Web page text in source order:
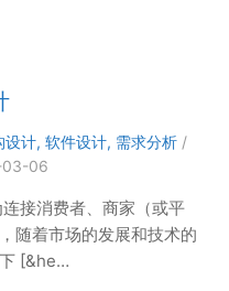
设计, 软件设计, 需求分析/
06
接消费者、商家（或平
随着市场的发展和技术的
[&he…